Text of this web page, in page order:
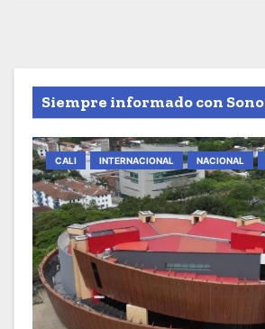
Siempre informado con
CALI INTERNACIONAL NACIONAL